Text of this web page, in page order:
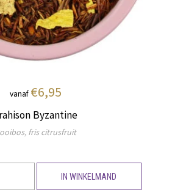
vanaf €6,95
Byzantine
fris citrusfruit
IN WINKELMAND